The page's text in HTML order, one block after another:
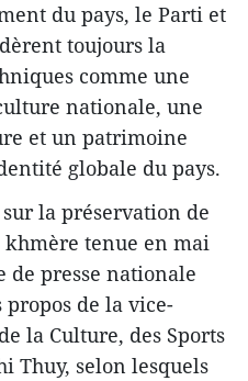
du pays, le Parti et
toujours la
comme une
nationale, une
et un patrimoine
globale du pays.
la préservation de
tenue en mai
de presse nationale
de la vice-
la Culture, des Sports
Thuy, selon lesquels